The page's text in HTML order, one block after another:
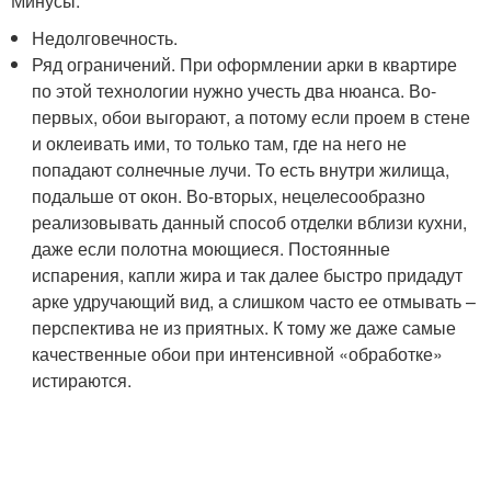
Недолговечность.
Ряд ограничений. При оформлении арки в квартире
по этой технологии нужно учесть два нюанса. Во-
первых, обои выгорают, а потому если проем в стене
и оклеивать ими, то только там, где на него не
попадают солнечные лучи. То есть внутри жилища,
подальше от окон. Во-вторых, нецелесообразно
реализовывать данный способ отделки вблизи кухни,
даже если полотна моющиеся. Постоянные
испарения, капли жира и так далее быстро придадут
арке удручающий вид, а слишком часто ее отмывать –
перспектива не из приятных. К тому же даже самые
качественные обои при интенсивной «обработке»
истираются.